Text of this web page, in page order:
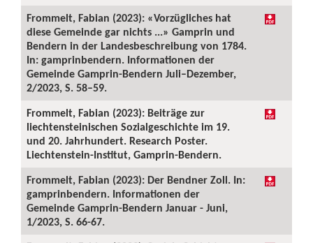
Frommelt, Fabian (2023): «Vorzügliches hat
diese Gemeinde gar nichts ...» Gamprin und
Bendern in der Landesbeschreibung von 1784.
In: gamprinbendern. Informationen der
Gemeinde Gamprin-Bendern Juli–Dezember,
2/2023, S. 58–59.
Frommelt, Fabian (2023): Beiträge zur
liechtensteinischen Sozialgeschichte im 19.
und 20. Jahrhundert. Research Poster.
Liechtenstein-Institut, Gamprin-Bendern.
Frommelt, Fabian (2023): Der Bendner Zoll. In:
gamprinbendern. Informationen der
Gemeinde Gamprin-Bendern Januar - Juni,
1/2023, S. 66-67.